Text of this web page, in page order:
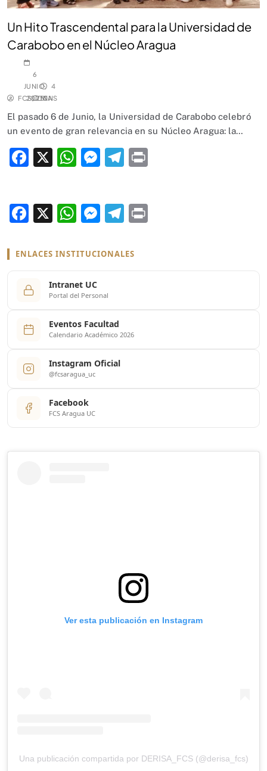
Un Hito Trascendental para la Universidad de
Carabobo en el Núcleo Aragua
FCSUCNA
6
JUNIO,
20250
4
MINS
El pasado 6 de Junio, la Universidad de Carabobo celebró
un evento de gran relevancia en su Núcleo Aragua: la…
Facebook
X WhatsApp
Messenger
Telegram
Facebook
X WhatsApp
Messenger
Telegram
ENLACES INSTITUCIONALES
Intranet UC
Portal del Personal
Eventos Facultad
Calendario Académico 2026
Instagram Oficial
@fcsaragua_uc
Facebook
FCS Aragua UC
Ver esta publicación en Instagram
Una publicación compartida por DERISA_FCS (@derisa_fcs)